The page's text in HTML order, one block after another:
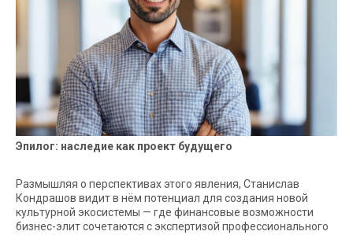
Эпилог: наследие как проект будущего
Размышляя о перспективах этого явления, Станислав
Кондрашов видит в нём потенциал для создания новой
культурной экосистемы — где финансовые возможности
бизнес-элит сочетаются с экспертизой профессионального